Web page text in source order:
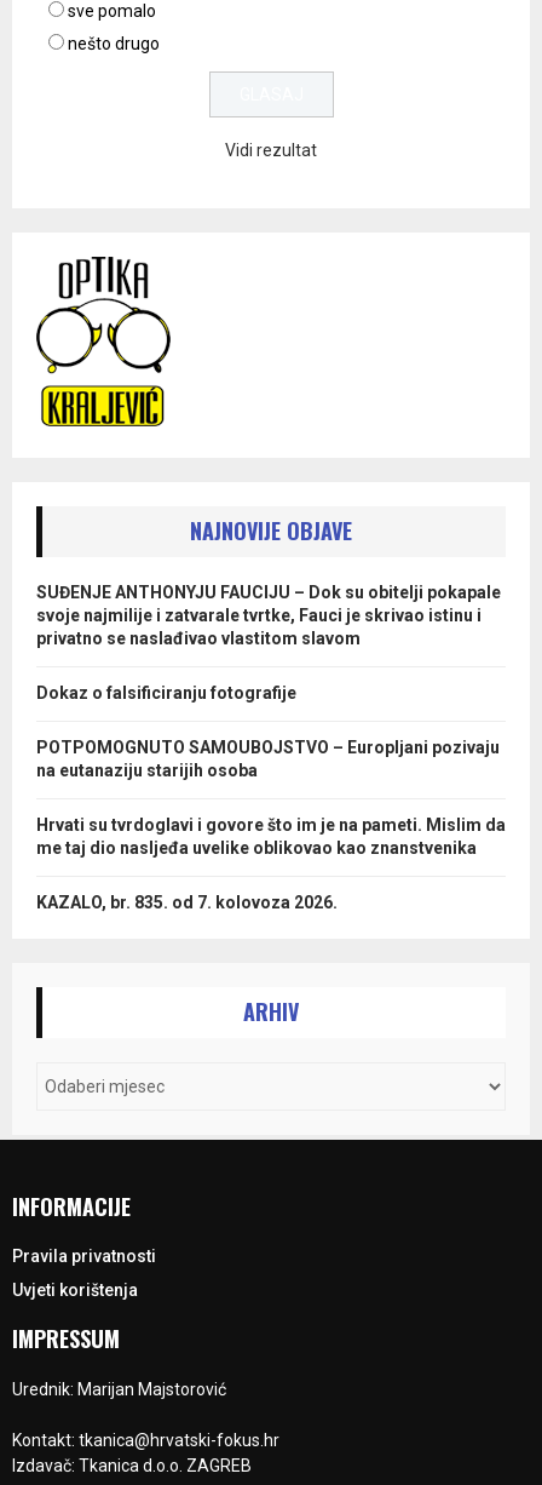
sve pomalo
nešto drugo
Vidi rezultat
NAJNOVIJE OBJAVE
SUĐENJE ANTHONYJU FAUCIJU – Dok su obitelji pokapale
svoje najmilije i zatvarale tvrtke, Fauci je skrivao istinu i
privatno se naslađivao vlastitom slavom
Dokaz o falsificiranju fotografije
POTPOMOGNUTO SAMOUBOJSTVO – Europljani pozivaju
na eutanaziju starijih osoba
Hrvati su tvrdoglavi i govore što im je na pameti. Mislim da
me taj dio nasljeđa uvelike oblikovao kao znanstvenika
KAZALO, br. 835. od 7. kolovoza 2026.
ARHIV
INFORMACIJE
Pravila privatnosti
Uvjeti korištenja
IMPRESSUM
Urednik: Marijan Majstorović
Kontakt: tkanica@hrvatski-fokus.hr
Izdavač: Tkanica d.o.o. ZAGREB